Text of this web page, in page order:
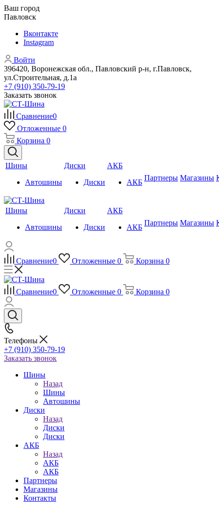
Ваш город
Павловск
Вконтакте
Instagram
Войти
396420, Воронежская обл., Павловский р-н, г.Павловск,
ул.Строительная, д.1а
+7 (910) 350-79-19
Заказать звонок
Сравнение0
Отложенные 0
Корзина 0
Шины
Автошины
Диски
Диски
АКБ
АКБ
Партнеры Магазины
Шины
Автошины
Диски
Диски
АКБ
АКБ
Партнеры Магазины
Сравнение0 Отложенные 0 Корзина 0
Сравнение0 Отложенные 0 Корзина 0
Телефоны
+7 (910) 350-79-19
Заказать звонок
Шины
Назад
Шины
Автошины
Диски
Назад
Диски
Диски
АКБ
Назад
АКБ
АКБ
Партнеры
Магазины
Контакты